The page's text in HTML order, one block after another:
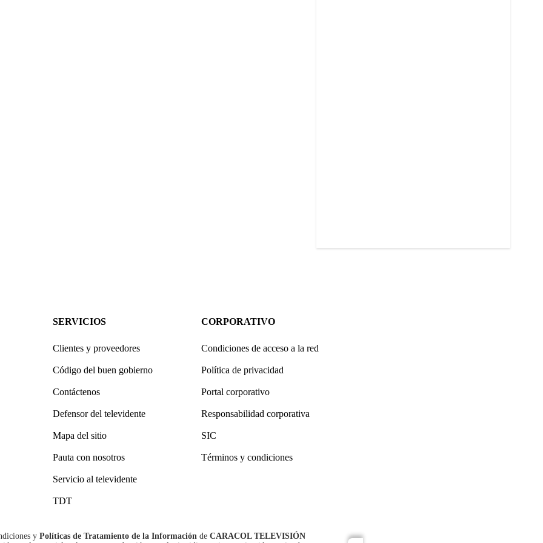
SERVICIOS
Clientes y proveedores
Código del buen gobierno
Contáctenos
Defensor del televidente
Mapa del sitio
Pauta con nosotros
Servicio al televidente
TDT
CORPORATIVO
Condiciones de acceso a la red
Política de privacidad
Portal corporativo
Responsabilidad corporativa
SIC
Términos y condiciones
y Políticas de Tratamiento de la Información de CARACOL TELEVISIÓN